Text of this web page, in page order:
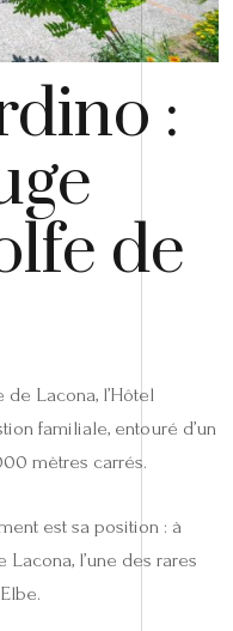
:
de
Lacona, l’Hôtel
familiale, entouré d’un
mètres carrés.
est sa position : à
l’une des rares